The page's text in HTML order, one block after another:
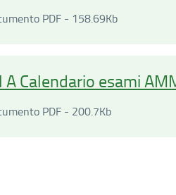
PDF - 158.69Kb
A Calendario esami
PDF - 200.7KbDocumento